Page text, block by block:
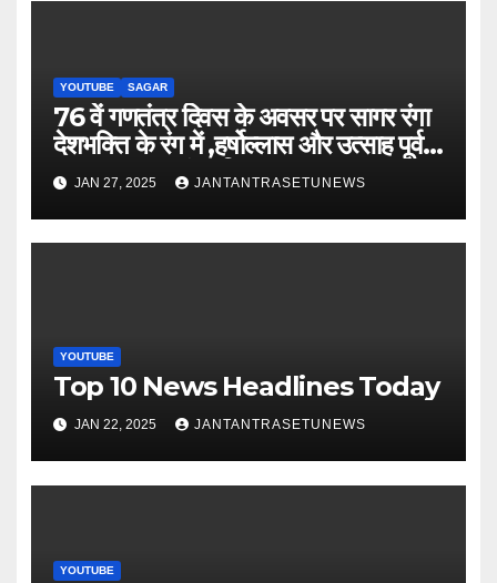
YOUTUBE SAGAR
76 वें गणतंत्र दिवस के अवसर पर सागर रंगा
देशभक्ति के रंग में ,हर्षोल्लास और उत्साह पूर्वक
मनाया गया गणतंत्र दिवस
JAN 27, 2025 JANTANTRASETUNEWS
YOUTUBE
Top 10 News Headlines Today
JAN 22, 2025 JANTANTRASETUNEWS
YOUTUBE